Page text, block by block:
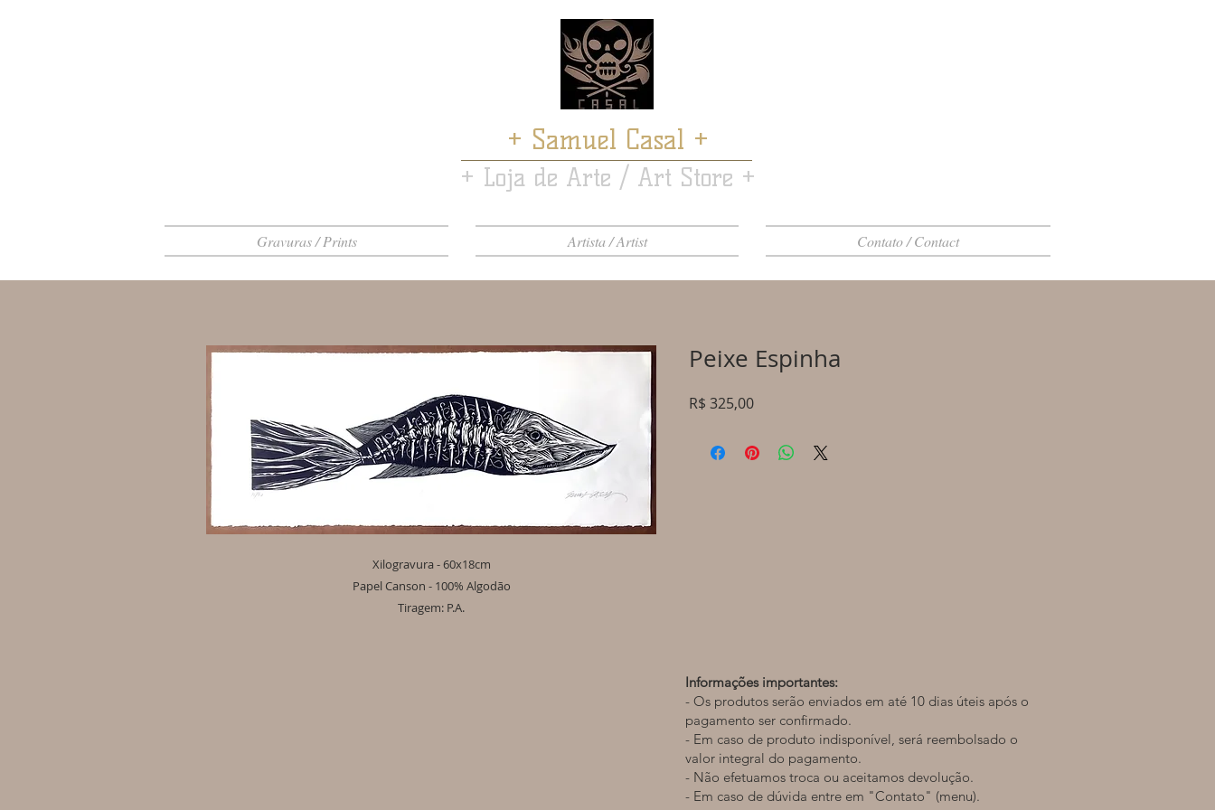
+ Samuel Casal +
+ Loja de Arte / Art Store +
Gravuras / Prints Artista / Artist Contato / Contact
Xilogravura - 60x18cm
Papel Canson - 100% Algodão
Tiragem: P.A.
Peixe Espinha
R$ 325,00Preço
Informações importantes:
- Os produtos serão enviados em até 10 dias úteis após o
pagamento ser confirmado.
- Em caso de produto indisponível, será reembolsado o
valor integral do pagamento.
- Não efetuamos troca ou aceitamos devolução.
- Em caso de dúvida entre em "Contato" (menu).